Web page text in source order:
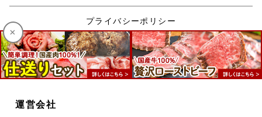
×
プライバシーポリシー
会社概要
運営会社